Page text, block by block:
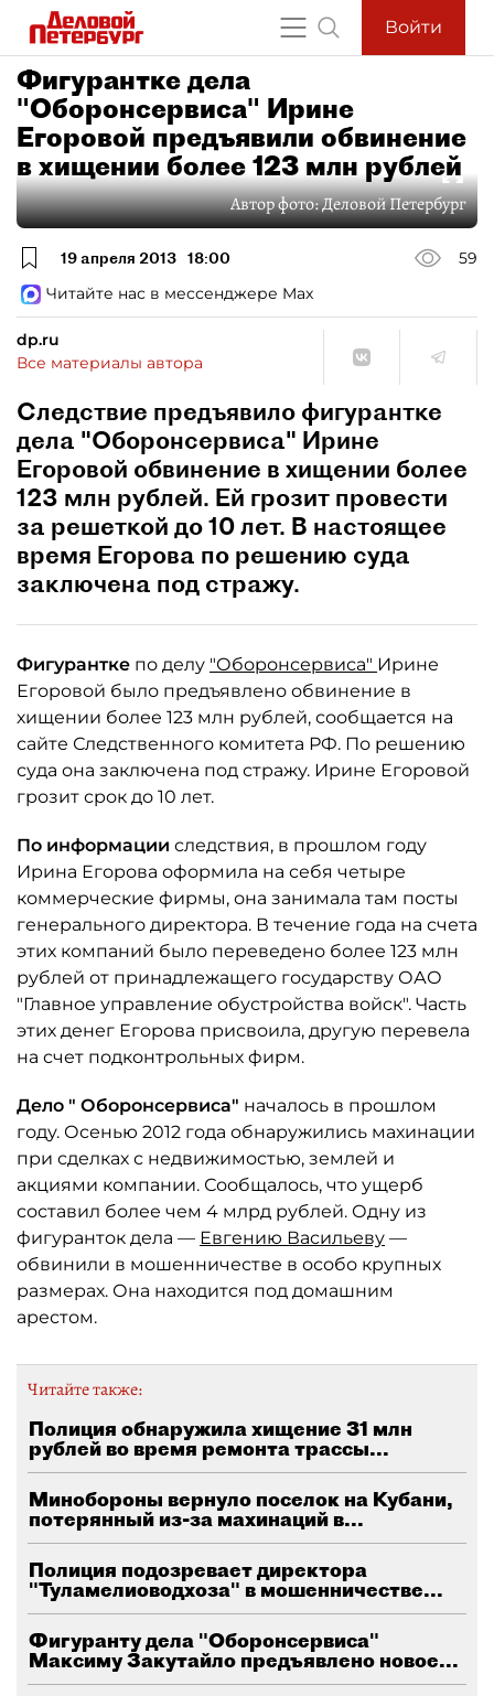
Войти
Фигурантке дела
"Оборонсервиса" Ирине
Егоровой предъявили обвинение
в хищении более 123 млн рублей
Автор фото:Деловой Петербург
19 апреля 2013 18:00
59
Читайте нас в мессенджере Max
dp.ru
Все материалы автора
Следствие предъявило фигурантке
дела "Оборонсервиса" Ирине
Егоровой обвинение в хищении более
123 млн рублей. Ей грозит провести
за решеткой до 10 лет. В настоящее
время Егорова по решению суда
заключена под стражу.
Фигурантке по делу "Оборонсервиса" Ирине
Егоровой было предъявлено обвинение в
хищении более 123 млн рублей, сообщается на
сайте Следственного комитета РФ. По решению
суда она заключена под стражу. Ирине Егоровой
грозит срок до 10 лет.
По информации следствия, в прошлом году
Ирина Егорова оформила на себя четыре
коммерческие фирмы, она занимала там посты
генерального директора. В течение года на счета
этих компаний было переведено более 123 млн
рублей от принадлежащего государству ОАО
"Главное управление обустройства войск". Часть
этих денег Егорова присвоила, другую перевела
на счет подконтрольных фирм.
Дело " Оборонсервиса" началось в прошлом
году. Осенью 2012 года обнаружились махинации
при сделках с недвижимостью, землей и
акциями компании. Сообщалось, что ущерб
составил более чем 4 млрд рублей. Одну из
фигуранток дела — Евгению Васильеву —
обвинили в мошенничестве в особо крупных
размерах. Она находится под домашним
арестом.
Читайте также:
Полиция обнаружила хищение 31 млн
рублей во время ремонта трассы...
Минобороны вернуло поселок на Кубани,
потерянный из-за махинаций в...
Полиция подозревает директора
"Туламелиоводхоза" в мошенничестве...
Фигуранту дела "Оборонсервиса"
Максиму Закутайло предъявлено новое...